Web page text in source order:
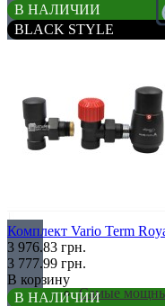
С притоком
Самые
В НАЛИЧИИ
BLACK STYLE
Комплект Vario Term
3 976.83 грн.
3 777.99 грн.
В корзину
В НАЛИЧИИ